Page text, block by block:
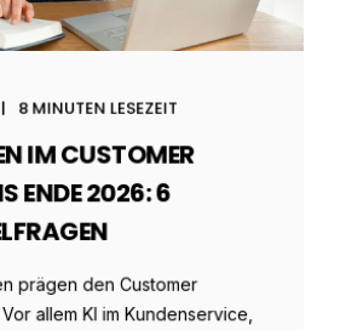
8 MINUTEN LESEZEIT
IM CUSTOMER
ENDE 2026: 6
prägen den Customer
allem KI im Kundenservice,